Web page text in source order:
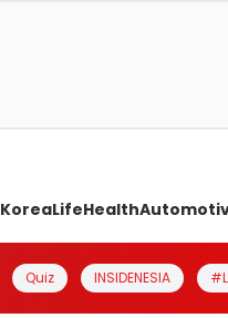
KoreaLifeHealth
Quiz INSIDENESIA